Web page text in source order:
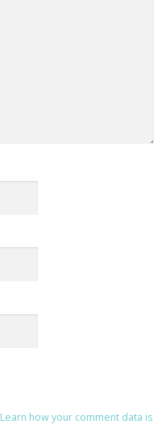
Learn how your comment data is